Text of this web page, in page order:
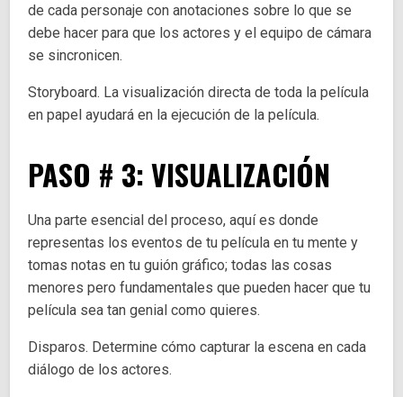
de cada personaje con anotaciones sobre lo que se
debe hacer para que los actores y el equipo de cámara
se sincronicen.
Storyboard. La visualización directa de toda la película
en papel ayudará en la ejecución de la película.
PASO # 3: VISUALIZACIÓN
Una parte esencial del proceso, aquí es donde
representas los eventos de tu película en tu mente y
tomas notas en tu guión gráfico; todas las cosas
menores pero fundamentales que pueden hacer que tu
película sea tan genial como quieres.
Disparos. Determine cómo capturar la escena en cada
diálogo de los actores.